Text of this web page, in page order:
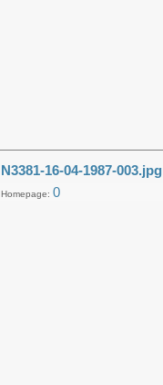
N3381-16-04-1987-003.jpg
Homepage: 0